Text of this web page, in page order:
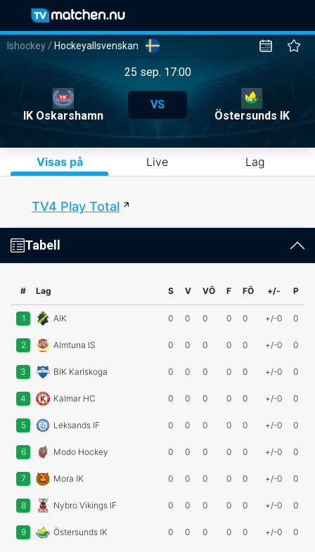
Ishockey / Hockeyallsvenskan
25 sep. 17:00
IK Oskarshamn
VS
Östersunds IK
Visas på Live Lag
TV4 Play Total
Tabell
# Lag S V VÖ F FÖ +/- P
1 AIK 0 0 0 0 0 +/-0 0
2 Almtuna IS 0 0 0 0 0 +/-0 0
3 BIK Karlskoga 0 0 0 0 0 +/-0 0
4 Kalmar HC 0 0 0 0 0 +/-0 0
5 Leksands IF 0 0 0 0 0 +/-0 0
6 Modo Hockey 0 0 0 0 0 +/-0 0
7 Mora IK 0 0 0 0 0 +/-0 0
8 Nybro Vikings IF 0 0 0 0 0 +/-0 0
9 Östersunds IK 0 0 0 0 0 +/-0 0